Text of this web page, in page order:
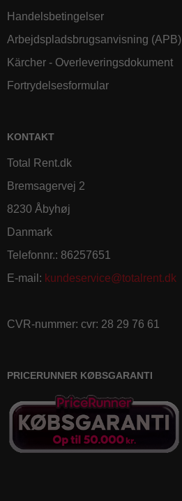
Handelsbetingelser
Arbejdspladsbrugsanvisning (APB)
Kärcher - Overleveringsdokument
Fortrydelsesformular
KONTAKT
Total Rent.dk
Bremsagervej 2
8230 Åbyhøj
Danmark
Telefonnr.: 86257651
E-mail : kundeservice@totalrent.dk
CVR-nummer: cvr: 28 29 76 61
PRICERUNNER KØBSGARANTI